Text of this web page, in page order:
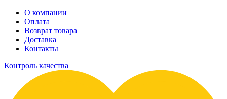
О компании
Оплата
Возврат товара
Доставка
Контакты
Контроль качества